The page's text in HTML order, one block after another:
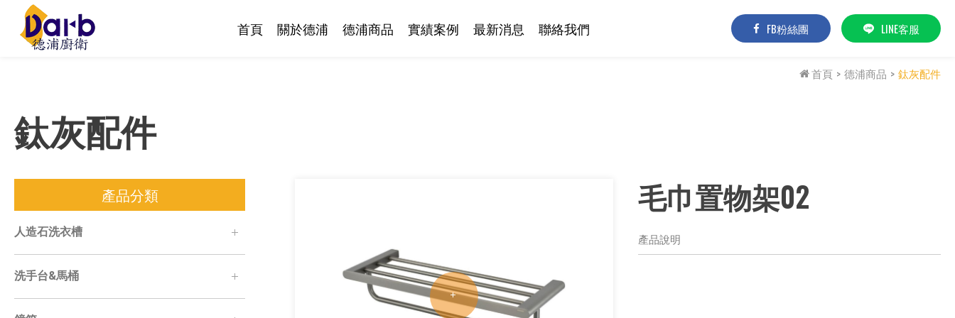
首頁 關於德浦 德浦商品 實績案例 最新消息 聯絡我們 FB粉絲團 LINE客服
首頁 德浦商品 鈦灰配件
鈦灰配件
產品分類
人造石洗衣槽
洗手台&馬桶
毛巾置物架02
產品說明